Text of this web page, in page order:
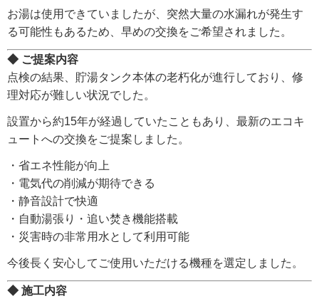
お湯は使用できていましたが、突然大量の水漏れが発生す
る可能性もあるため、早めの交換をご希望されました。
◆ ご提案内容
点検の結果、貯湯タンク本体の老朽化が進行しており、修
理対応が難しい状況でした。
設置から約15年が経過していたこともあり、最新のエコキ
ュートへの交換をご提案しました。
・省エネ性能が向上
・電気代の削減が期待できる
・静音設計で快適
・自動湯張り・追い焚き機能搭載
・災害時の非常用水として利用可能
今後長く安心してご使用いただける機種を選定しました。
◆ 施工内容